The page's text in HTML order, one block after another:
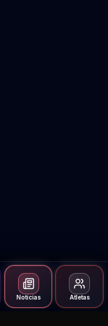
Noticias Atletas